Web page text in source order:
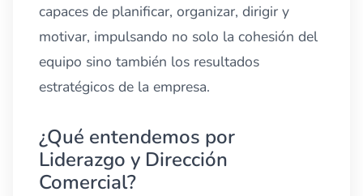
capaces de planificar, organizar, dirigir y
motivar, impulsando no solo la cohesión del
equipo sino también los resultados
estratégicos de la empresa.
¿Qué entendemos por
Liderazgo y Dirección
Comercial?